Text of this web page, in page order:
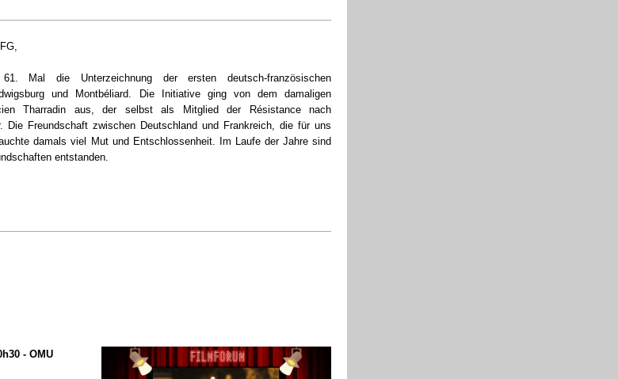
die Unterzeichnung der ersten deutsch-französischen
und Montbéliard. Die Initiative ging von dem damaligen
Tharradin aus, der selbst als Mitglied der Résistance nach
Die Freundschaft zwischen Deutschland und Frankreich, die für uns
damals viel Mut und Entschlossenheit. Im Laufe der Jahre sind
entstanden.
- OMU